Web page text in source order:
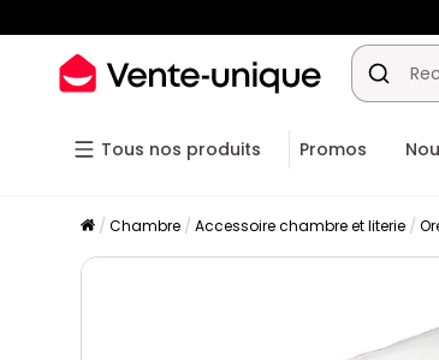
Tous nos produits Promos
Chambre Accessoire chambre et literie